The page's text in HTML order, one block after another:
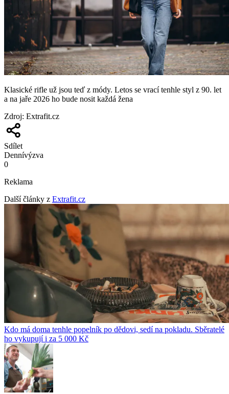
Klasické rifle už jsou teď z módy. Letos se vrací tenhle styl z 90. let
a na jaře 2026 ho bude nosit každá žena
Zdroj: Extrafit.cz
Sdílet
Dennívýzva
0
Reklama
Další články z Extrafit.cz
Kdo má doma tenhle popelník po dědovi, sedí na pokladu. Sběratelé
ho vykupují i za 5 000 Kč